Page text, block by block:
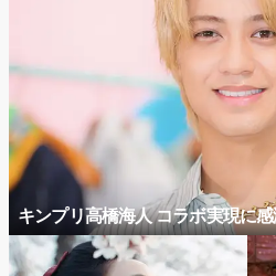
キンプリ高橋海人 コラボ実現に